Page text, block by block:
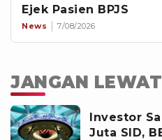
Ejek Pasien BPJS
News 7/08/2026
JANGAN
Investor
Juta SID,